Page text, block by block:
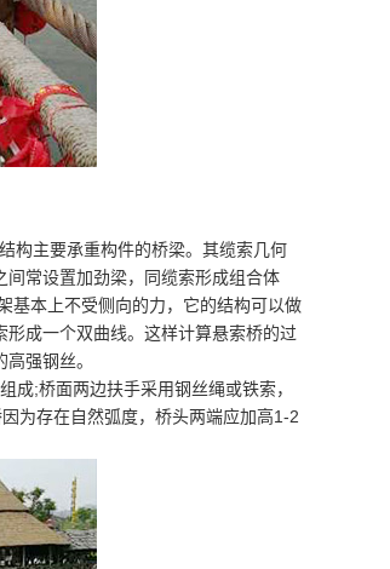
构主要承重构件的桥梁。其缆索几何
常设置加劲梁，同缆索形成组合体
本上不受侧向的力，它的结构可以做
成一个双曲线。这样计算悬索桥的过
强钢丝。
成;桥面两边扶手采用钢丝绳或铁索，
为存在自然弧度，桥头两端应加高1-2